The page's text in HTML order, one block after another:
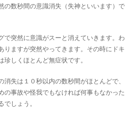
の数秒間の意識消失（失神といいます）で
で突然に意識がスーと消えていきます。わ
りますが突然やってきます。その時にドキ
珍しくほとんど無症状です。
失は１０秒以内の数秒間がほとんどで、
の事故や怪我でもなければ何事もなかった
しょう。